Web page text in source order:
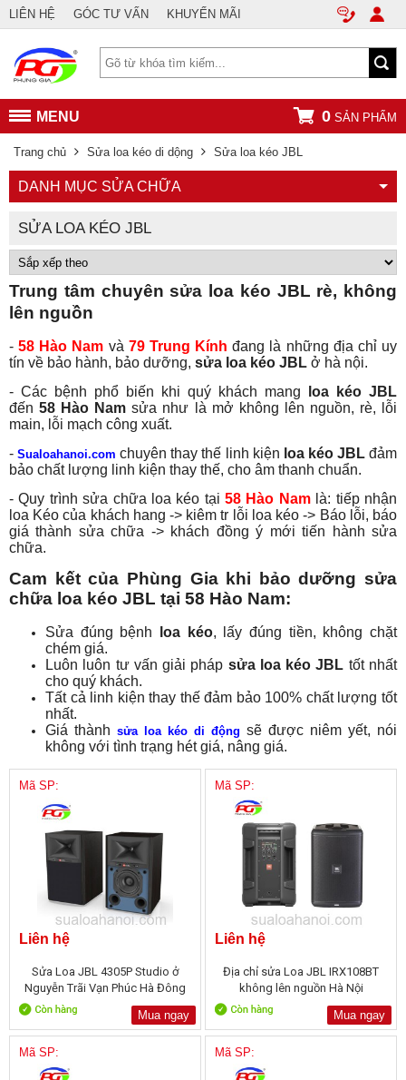
LIÊN HỆ GÓC TƯ VẤN KHUYẾN MÃI
MENU 0 SẢN PHẨM
Trang chủ Sửa loa kéo di dộng Sửa loa kéo JBL
DANH MỤC SỬA CHỮA
SỬA LOA KÉO JBL
Trung tâm chuyên sửa loa kéo JBL rè, không
lên nguồn
-58 Hào Nam và 79 Trung Kính đang là những địa chỉ uy
tín về bảo hành, bảo dưỡng, sửa loa kéo JBL ở hà nội.
- Các bệnh phổ biến khi quý khách mang loa kéo JBL
đến 58 Hào Namsửa như là mở không lên nguồn, rè, lỗi
main, lỗi mạch công xuất.
-Sualoahanoi.com chuyên thay thế linh kiện loa kéo JBLđảm
bảo chất lượng linh kiện thay thế, cho âm thanh chuẩn.
- Quy trình sửa chữa loa kéo tại58 Hào Namlà: tiếp nhận
loa Kéo của khách hang -> kiêm tr lỗi loa kéo -> Báo lỗi, báo
giá thành sửa chữa -> khách đồng ý mới tiến hành sửa
chữa.
Cam kết của Phùng Gia khi bảo dưỡng sửa
chữa loa kéo JBL tại 58 Hào Nam:
Sửa đúng bệnh loa kéo, lấy đúng tiền, không chặt
chém giá.
Luôn luôn tư vấn giải pháp sửa loa kéo JBL tốt nhất
cho quý khách.
Tất cả linh kiện thay thế đảm bảo 100% chất lượng tốt
nhất.
Giá thành sửa loa kéo di động sẽ được niêm yết, nói
không với tình trạng hét giá, nâng giá.
Mã SP:
Liên hệ
Sửa Loa JBL 4305P Studio ở
Nguyễn Trãi Vạn Phúc Hà Đông
Mua ngay
Mã SP:
Liên hệ
Địa chỉ sửa Loa JBL IRX108BT
không lên nguồn Hà Nội
Mua ngay
Mã SP: Mã SP: